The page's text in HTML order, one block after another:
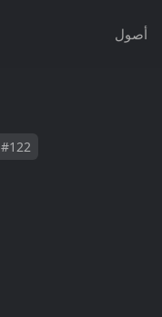
أصول
#122